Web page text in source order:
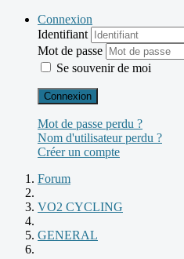
Connexion
Identifiant
Mot de passe
Se souvenir de moi
Connexion
Mot de passe perdu ?
Nom d'utilisateur perdu ?
Créer un compte
Forum
VO2 CYCLING
GENERAL